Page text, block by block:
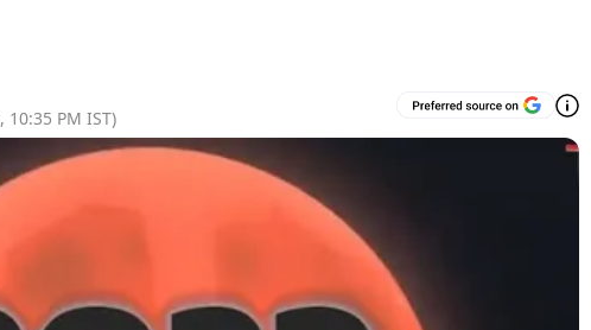
, 10:35 PM IST)